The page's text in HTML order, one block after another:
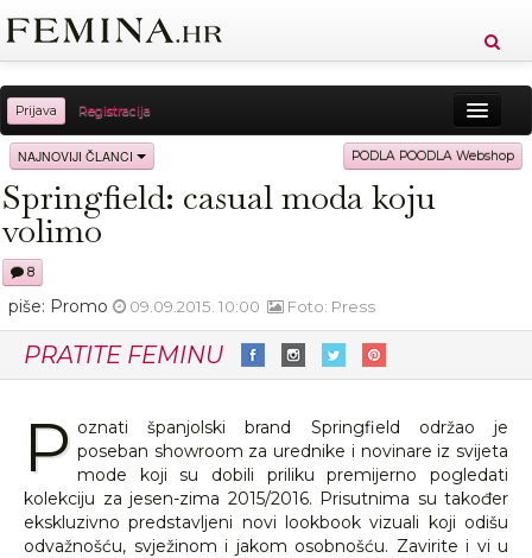
Prijava Registracija
Sreća Zdravlje Vitkost
Moda Ljubav Relax Putovanja Recepti
NAJNOVIJI ČLANCI PODLA POODLA Webshop
Springfield: casual moda koju
volimo
8
piše: Promo 09.09.2015. 10:00 Foto: Press
PRATITE FEMINU
P oznati španjolski brand Springfield održao je
poseban showroom za urednike i novinare iz svijeta
mode koji su dobili priliku premijerno pogledati
kolekciju za jesen-zima 2015/2016. Prisutnima su također
ekskluzivno predstavljeni novi lookbook vizuali koji odišu
odvažnošću, svježinom i jakom osobnošću. Zavirite i vi u